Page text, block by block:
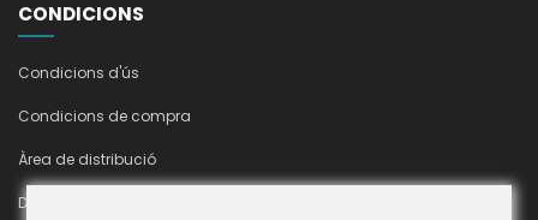
CONDICIONS
Condicions d'ús
Condicions de compra
Àrea de distribució
Declaració d'accesibilitat